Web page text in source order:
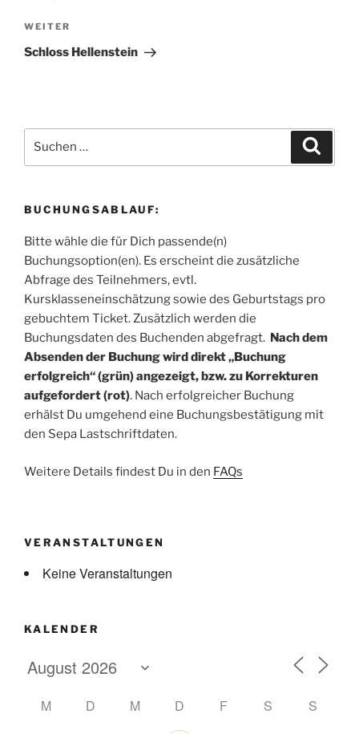
Nächster
Beitrag
WEITER
Schloss Hellenstein
nach:
BUCHUNGSABLAUF:
Bitte wähle die für Dich passende(n)
Buchungsoption(en). Es erscheint die zusätzliche
Abfrage des Teilnehmers, evtl.
Kursklasseneinschätzung sowie des Geburtstags pro
gebuchtem Ticket. Zusätzlich werden die
Buchungsdaten des Buchenden abgefragt. Nach dem
Absenden der Buchung wird direkt „Buchung
erfolgreich“ (grün) angezeigt, bzw. zu Korrekturen
aufgefordert (rot). Nach erfolgreicher Buchung
erhälst Du umgehend eine Buchungsbestätigung mit
den Sepa Lastschriftdaten.
Weitere Details findest Du in den FAQs
VERANSTALTUNGEN
Keine Veranstaltungen
KALENDER
M D M D F S S